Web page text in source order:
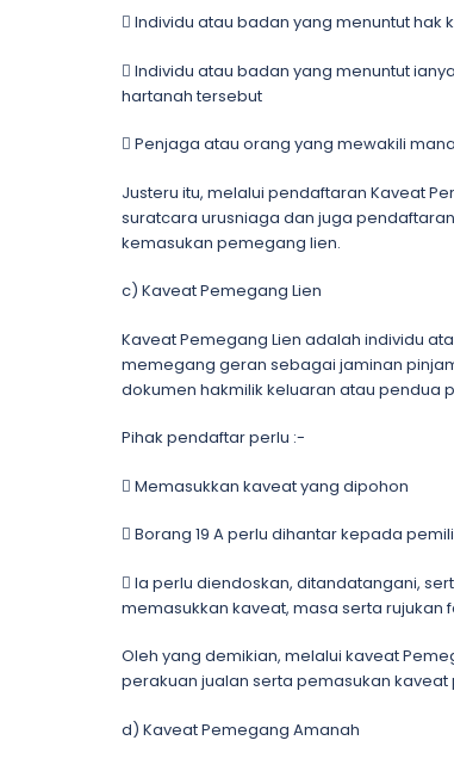
 Individu atau badan yang menuntut hak
 Individu atau badan yang menuntut
hartanah tersebut
 Penjaga atau orang yang mewakili
Justeru itu, melalui pendaftaran Kaveat
suratcara urusniaga dan juga
kemasukan pemegang lien.
c) Kaveat Pemegang Lien
Kaveat Pemegang Lien adalah individu
memegang geran sebagai jaminan
dokumen hakmilik keluaran atau pendua
Pihak pendaftar perlu :-
 Memasukkan kaveat yang dipohon
 Borang 19 A perlu dihantar kepada
 Ia perlu diendoskan, ditandatangani,
memasukkan kaveat, masa serta rujukan
Oleh yang demikian, melalui kaveat
perakuan jualan serta pemasukan
d) Kaveat Pemegang Amanah